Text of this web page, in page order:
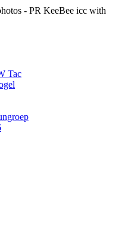
- PR KeeBee icc with
Tac